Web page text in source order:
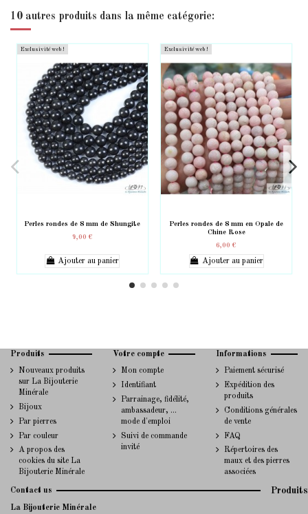
10 autres produits dans la même catégorie:
Exclusivité web !
Perles rondes de 8 mm de Shungite
9,00 €
Ajouter au panier
Exclusivité web !
Perles rondes de 8 mm en Opale de
Chine Rose
6,00 €
Ajouter au panier
Produits
Nouveaux produits
sur La Bijouterie
Minérale
Bijoux
Par pierres
Par couleur
A propos des
cookies du site La
Bijouterie Minérale
Votre compte
Mon compte
Identifiant
Parrainage, fidélité,
ambassadeur, ...
mode d'emploi
Suivi de commande
invité
Informations
Paiement sécurisé
Expédition des
produits
Conditions générales
de vente
FAQ
Répertoires des
maux et des pierres
associées
Contact us
La Bijouterie Minérale
Produits